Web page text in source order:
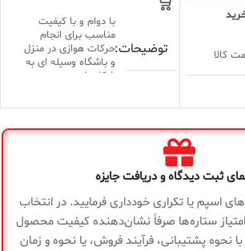
کالا
محکم
توضیحات
با دوام و با کیفیت
مناسب برای انجام
حرکات هوازی در منزل
و باشگاه وسیله ای به
شکل پله
رنگ
صورتی,قرمز,مشکی,
ارتفاع 12 سانتی متر
ثبت دیدگاه و دریافت جایزه
اسپم یا تکراری خودداری فرمایید. در انتخاب
ستاره‌ها صرفاً نشان‌دهنده کیفیت محصول
نحوه پشتیبانی، فرآیند فروش، یا نحوه و زمان